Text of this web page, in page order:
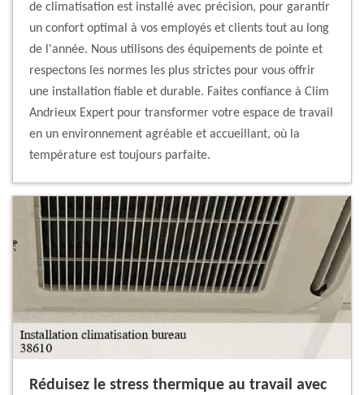
de climatisation est installé avec précision, pour garantir
un confort optimal à vos employés et clients tout au long
de l'année. Nous utilisons des équipements de pointe et
respectons les normes les plus strictes pour vous offrir
une installation fiable et durable. Faites confiance à Clim
Andrieux Expert pour transformer votre espace de travail
en un environnement agréable et accueillant, où la
température est toujours parfaite.
Réduisez le stress thermique au travail avec